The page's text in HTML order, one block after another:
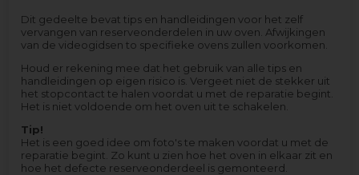
Dit gedeelte bevat tips en handleidingen voor het zelf
vervangen van reserveonderdelen in uw oven. Afwijkingen
van de videogidsen to specifieke ovens zullen voorkomen.
Houd er rekening mee dat het gebruik van alle tips en
handleidingen op eigen risico is. Vergeet niet de stekker uit
het stopcontact te halen voordat u met de reparatie begint.
Het is niet voldoende om het oven uit te schakelen.
Tip!
Het is een goed idee om foto's te maken voordat u met de
reparatie begint. Zo kunt u zien hoe het oven in elkaar zit en
hoe het defecte reserveonderdeel is gemonteerd.